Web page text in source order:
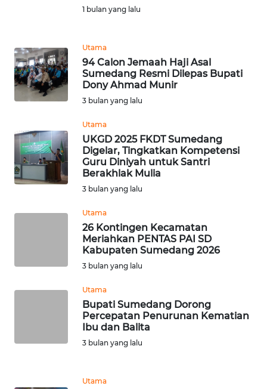
1 bulan yang lalu
Utama
94 Calon Jemaah Haji Asal
Sumedang Resmi Dilepas Bupati
Dony Ahmad Munir
3 bulan yang lalu
Utama
UKGD 2025 FKDT Sumedang
Digelar, Tingkatkan Kompetensi
Guru Diniyah untuk Santri
Berakhlak Mulia
3 bulan yang lalu
Utama
26 Kontingen Kecamatan
Meriahkan PENTAS PAI SD
Kabupaten Sumedang 2026
3 bulan yang lalu
Utama
Bupati Sumedang Dorong
Percepatan Penurunan Kematian
Ibu dan Balita
3 bulan yang lalu
Utama
WN
SUMUT
WN
JAKARTA
WN
JABAR
WN
WN